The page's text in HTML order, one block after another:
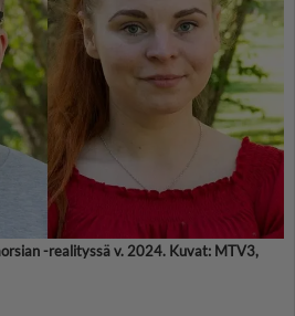
-realityssä v. 2024. Kuvat: MTV3,